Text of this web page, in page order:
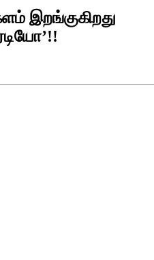
இறங்குகிறது